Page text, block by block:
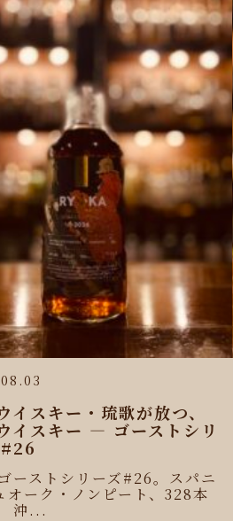
イスキー・琉歌が放つ、
イスキー ― ゴーストシリ
ーストシリーズ#26。スパニ
オーク・ノンピート、328本
沖...